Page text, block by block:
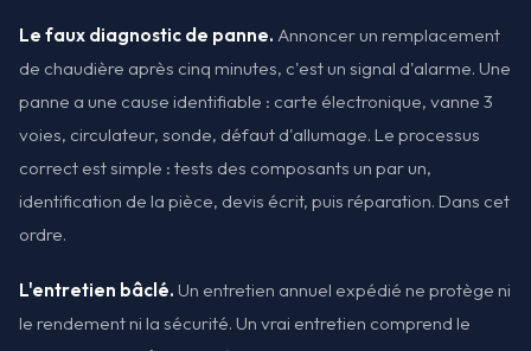
Le faux diagnostic de panne. Annoncer un remplacement
de chaudière après cinq minutes, c'est un signal d'alarme. Une
panne a une cause identifiable : carte électronique, vanne 3
voies, circulateur, sonde, défaut d'allumage. Le processus
correct est simple : tests des composants un par un,
identification de la pièce, devis écrit, puis réparation. Dans cet
ordre.
L'entretien bâclé. Un entretien annuel expédié ne protège ni
le rendement ni la sécurité. Un vrai entretien comprend le